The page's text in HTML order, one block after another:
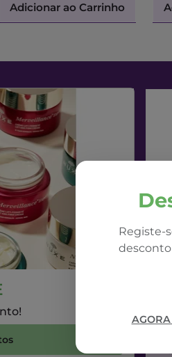
Registe-
desconto
Adicionar ao Carrinho